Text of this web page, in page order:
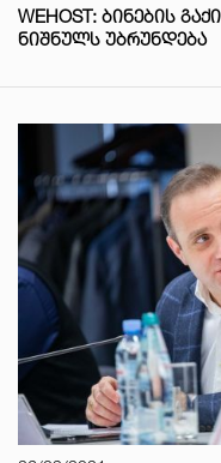
WEHOST: ᲑᲘᲜᲔᲑᲘᲡ
ᲜᲘᲨᲜᲣᲚᲡ ᲣᲑᲠᲣᲜᲓᲔᲑᲐ